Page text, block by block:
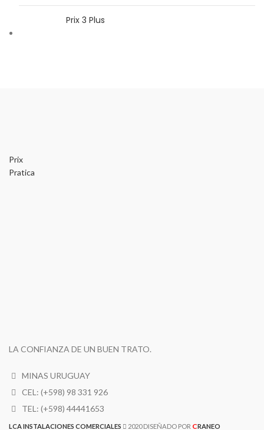
Prix 3 Plus
Prix
Pratica
LA CONFIANZA DE UN BUEN TRATO.
MINAS URUGUAY
CEL: (+598) 98 331 926
TEL: (+598) 44441653
LCA INSTALACIONES COMERCIALES 2020 DISEÑADO POR CRANEO